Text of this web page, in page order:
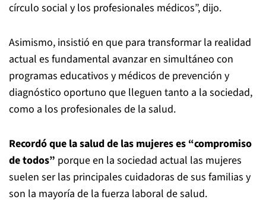
círculo social y los profesionales médicos”, dijo.
Asimismo, insistió en que para transformar la realidad
actual es fundamental avanzar en simultáneo con
programas educativos y médicos de prevención y
diagnóstico oportuno que lleguen tanto a la sociedad,
como a los profesionales de la salud.
Recordó que la salud de las mujeres es “compromiso
de todos” porque en la sociedad actual las mujeres
suelen ser las principales cuidadoras de sus familias y
son la mayoría de la fuerza laboral de salud.